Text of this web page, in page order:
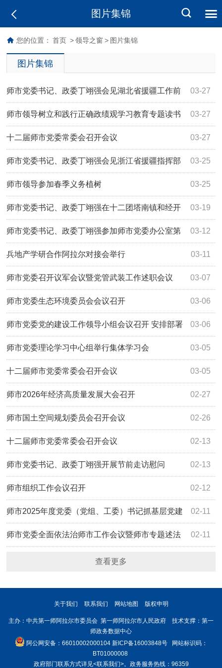
图片集锦
您的位置： 首页 > 领导之窗 > 图片集锦
图片集锦
03-27
师市党委书记、政委丁翊强会见湖北省援疆工作前
方指挥部一行 03-27
师市领导树立和践行正确政绩观学习教育专题读书
班开班 03-27
十二届师市党委常委会召开会议
03-25
师市党委书记、政委丁翊强会见浙江省援疆指挥部
一行 03-25
师市领导参加春季义务植树
03-19
师市党委书记、政委丁翊强在十二团塔南镇和经开
区企业调研 03-12
师市党委书记、政委丁翊强参加师市党委办公室第
一党支部组织生活会 03-11
兵地产学研合作阿拉尔对接会举行
03-07
师市党委召开议军会议暨党管武装工作述职会议
03-06
师市党委生态环境委员会会议召开
03-06
师市党委党的建设工作领导小组会议召开 安排部署
师市开展树立和践行正确政绩观学习教育工作 03-05
师市党委理论学习中心组举行集体学习会
03-05
十二届师市党委常委会召开会议
02-27
师市2026年经济高质量发展大会召开
02-26
师市国土空间规划委员会召开会议
02-13
十二届师市党委常委会召开会议
02-13
师市党委书记、政委丁翊强开展节前走访慰问
02-12
师市组织工作会议召开
02-11
师市2025年度党委（党组、工委）书记抓基层党建
工作述职评议会召开 02-11
师市党委全面依法治师市工作会议暨师市专题述法
查看更多
关于我们 联系我们 网站地图 版权申明
主办：中共第一师阿拉尔市委员会 第一师阿拉尔市人民政府 技术支撑：第一
师政务数据中心
阿公网安备：66010002000104 新ICP备16003848号网站标识码：
BT01000008
政府部门联系方式详见<联系我们>。政务服务热线：96359